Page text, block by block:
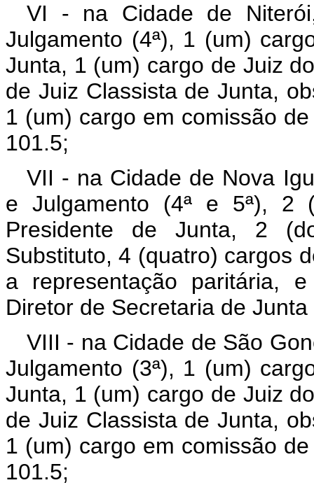
VI - na Cidade de
Julgamento (4ª), 1 (um)
Junta, 1 (um) cargo de Juiz
de Juiz Classista de Junta,
1 (um) cargo em comissão
101.5;
VII - na Cidade de Nova
e Julgamento (4ª e 5ª), 2
Presidente de Junta, 2
Substituto, 4 (quatro) cargos
a representação paritária,
Diretor de Secretaria de
VIII - na Cidade de São
Julgamento (3ª), 1 (um)
Junta, 1 (um) cargo de Juiz
de Juiz Classista de Junta,
1 (um) cargo em comissão
101.5;